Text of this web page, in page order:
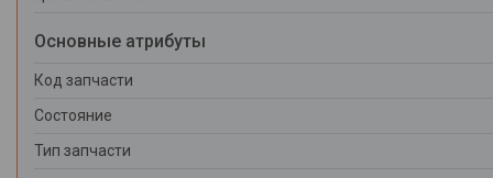
Основные атрибуты
Код запчасти
Состояние
Тип запчасти